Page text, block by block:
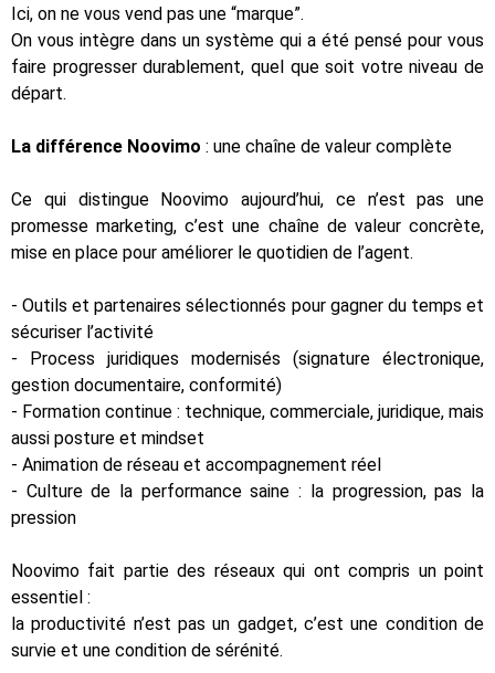
Ici, on ne vous vend pas une “marque”.
On vous intègre dans un système qui a été pensé pour vous
faire progresser durablement, quel que soit votre niveau de
départ.
La différence Noovimo : une chaîne de valeur complète
Ce qui distingue Noovimo aujourd’hui, ce n’est pas une
promesse marketing, c’est une chaîne de valeur concrète,
mise en place pour améliorer le quotidien de l’agent.
- Outils et partenaires sélectionnés pour gagner du temps et
sécuriser l’activité
- Process juridiques modernisés (signature électronique,
gestion documentaire, conformité)
- Formation continue : technique, commerciale, juridique, mais
aussi posture et mindset
- Animation de réseau et accompagnement réel
- Culture de la performance saine : la progression, pas la
pression
Noovimo fait partie des réseaux qui ont compris un point
essentiel :
la productivité n’est pas un gadget, c’est une condition de
survie et une condition de sérénité.